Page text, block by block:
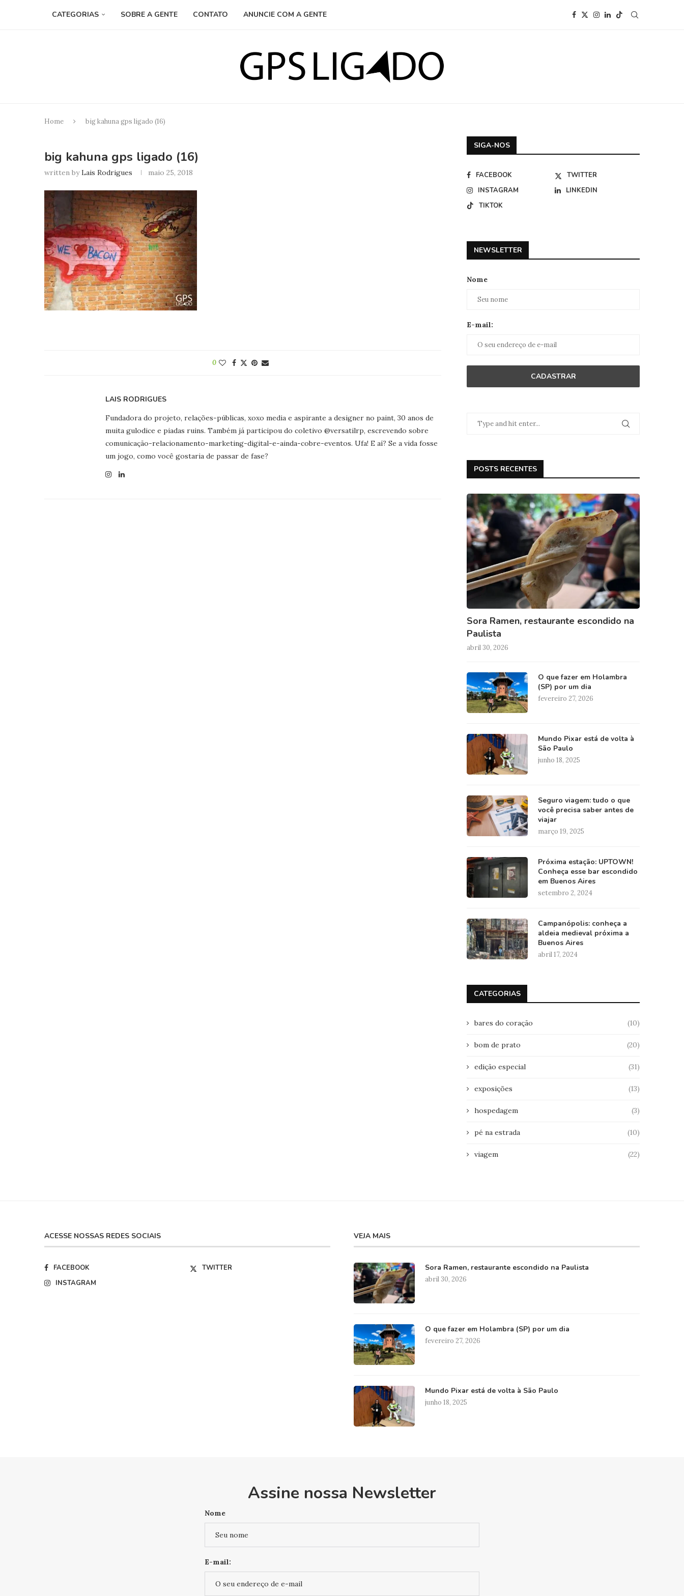
CATEGORIAS SOBRE A GENTE CONTATO ANUNCIE COM A GENTE
Home big kahuna gps ligado (16)
big kahuna gps ligado (16)
written byLais Rodrigues maio 25, 2018
0
LAIS RODRIGUES
Fundadora do projeto, relações-públicas, xoxo media e aspirante a designer no paint, 30 anos de
muita gulodice e piadas ruins. Também já participou do coletivo @versatilrp, escrevendo sobre
comunicação-relacionamento-marketing-digital-e-ainda-cobre-eventos. Ufa! E aí? Se a vida fosse
um jogo, como você gostaria de passar de fase?
SIGA-NOS
FACEBOOK
TWITTER
INSTAGRAM
LINKEDIN
TIKTOK
NEWSLETTER
Nome
E-mail:
POSTS RECENTES
Sora Ramen, restaurante escondido na
Paulista
abril 30, 2026
O que fazer em Holambra
(SP) por um dia
fevereiro 27, 2026
Mundo Pixar está de volta à
São Paulo
junho 18, 2025
Seguro viagem: tudo o que
você precisa saber antes de
viajar
março 19, 2025
Próxima estação: UPTOWN!
Conheça esse bar escondido
em Buenos Aires
setembro 2, 2024
Campanópolis: conheça a
aldeia medieval próxima a
Buenos Aires
abril 17, 2024
CATEGORIAS
bares do coração (10)
bom de prato (20)
edição especial (31)
exposições (13)
hospedagem (3)
pé na estrada (10)
viagem (22)
ACESSE NOSSAS REDES SOCIAIS
FACEBOOK
TWITTER
INSTAGRAM
VEJA MAIS
Sora Ramen, restaurante escondido na Paulista
abril 30, 2026
O que fazer em Holambra (SP) por um dia
fevereiro 27, 2026
Mundo Pixar está de volta à São Paulo
junho 18, 2025
Assine nossa Newsletter
Nome
E-mail: